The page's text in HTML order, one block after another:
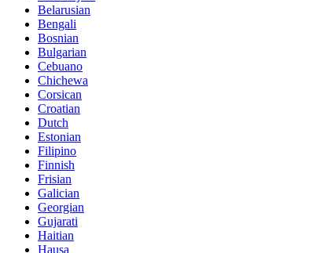
Belarusian
Bengali
Bosnian
Bulgarian
Cebuano
Chichewa
Corsican
Croatian
Dutch
Estonian
Filipino
Finnish
Frisian
Galician
Georgian
Gujarati
Haitian
Hausa